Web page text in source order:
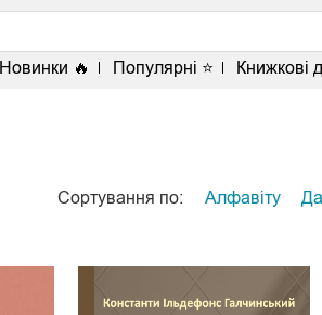
Новинки 🔥 Популярні ⭐ Книжкові
Сортування по: Алфавіту